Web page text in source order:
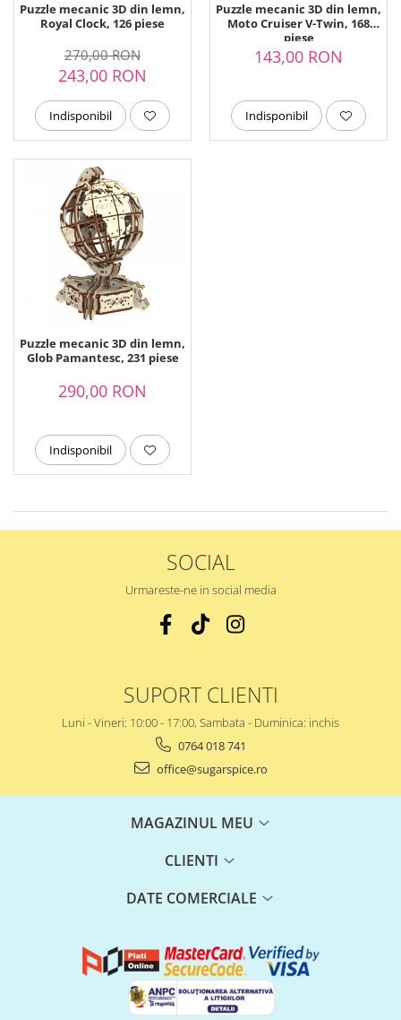
Puzzle mecanic 3D din lemn,
Royal Clock, 126 piese
270,00 RON
243,00 RON
Indisponibil
Puzzle mecanic 3D din lemn,
Moto Cruiser V-Twin, 168
piese
143,00 RON
Indisponibil
Puzzle mecanic 3D din lemn,
Glob Pamantesc, 231 piese
290,00 RON
Indisponibil
SOCIAL
Urmareste-ne in social media
SUPORT CLIENTI
Luni - Vineri: 10:00 - 17:00, Sambata - Duminica: inchis
0764 018 741
office@sugarspice.ro
MAGAZINUL MEU
CLIENTI
DATE COMERCIALE